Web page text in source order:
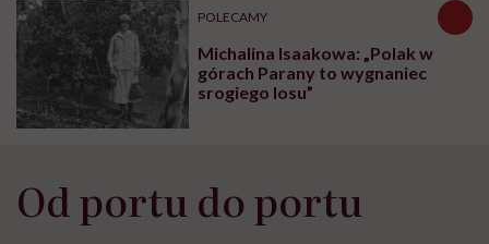
POLECAMY
Michalina Isaakowa: „Polak w
górach Parany to wygnaniec
srogiego losu”
Od portu do portu